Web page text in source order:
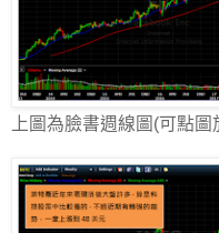
上圖為臉書週線圖(可點圖